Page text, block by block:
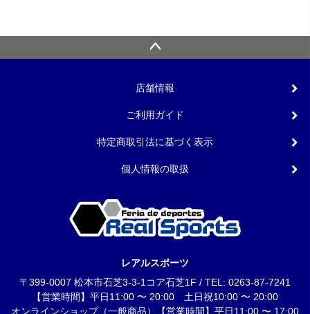
店舗情報
ご利用ガイド
特定商取引法に基づく表示
個人情報の取扱
レアルスポーツ
〒399-0007 松本市石芝3-3-1コア石芝1F / TEL: 0263-87-7241
【営業時間】平日11:00 〜 20:00 土日祝10:00 〜 20:00
オンラインショップ（一般商品）【営業時間】平日11:00 〜 17:00